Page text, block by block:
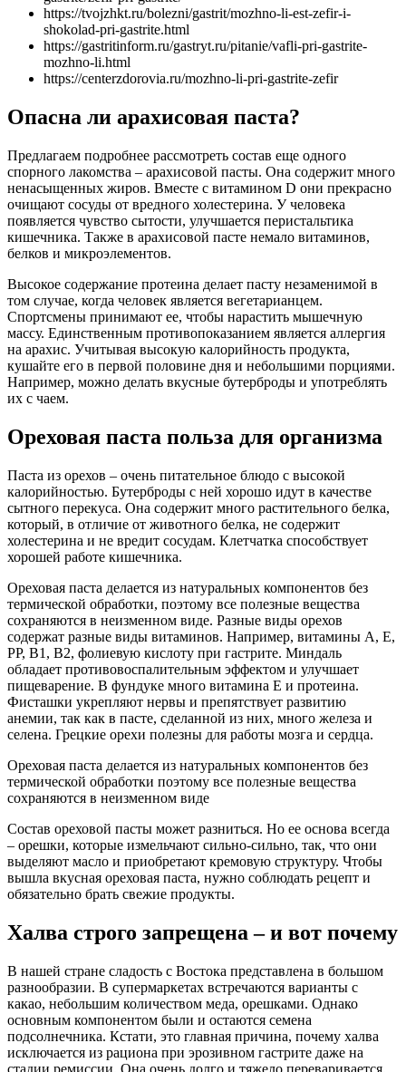
https://tvojzhkt.ru/bolezni/gastrit/mozhno-li-est-zefir-i-
shokolad-pri-gastrite.html
https://gastritinform.ru/gastryt.ru/pitanie/vafli-pri-gastrite-
mozhno-li.html
https://centerzdorovia.ru/mozhno-li-pri-gastrite-zefir
Опасна ли арахисовая паста?
Предлагаем подробнее рассмотреть состав еще одного
спорного лакомства – арахисовой пасты. Она содержит много
ненасыщенных жиров. Вместе с витамином D они прекрасно
очищают сосуды от вредного холестерина. У человека
появляется чувство сытости, улучшается перистальтика
кишечника. Также в арахисовой пасте немало витаминов,
белков и микроэлементов.
Высокое содержание протеина делает пасту незаменимой в
том случае, когда человек является вегетарианцем.
Спортсмены принимают ее, чтобы нарастить мышечную
массу. Единственным противопоказанием является аллергия
на арахис. Учитывая высокую калорийность продукта,
кушайте его в первой половине дня и небольшими порциями.
Например, можно делать вкусные бутерброды и употреблять
их с чаем.
Ореховая паста польза для организма
Паста из орехов – очень питательное блюдо с высокой
калорийностью. Бутерброды с ней хорошо идут в качестве
сытного перекуса. Она содержит много растительного белка,
который, в отличие от животного белка, не содержит
холестерина и не вредит сосудам. Клетчатка способствует
хорошей работе кишечника.
Ореховая паста делается из натуральных компонентов без
термической обработки, поэтому все полезные вещества
сохраняются в неизменном виде. Разные виды орехов
содержат разные виды витаминов. Например, витамины А, Е,
РР, В1, В2, фолиевую кислоту при гастрите. Миндаль
обладает противовоспалительным эффектом и улучшает
пищеварение. В фундуке много витамина Е и протеина.
Фисташки укрепляют нервы и препятствует развитию
анемии, так как в пасте, сделанной из них, много железа и
селена. Грецкие орехи полезны для работы мозга и сердца.
Ореховая паста делается из натуральных компонентов без
термической обработки поэтому все полезные вещества
сохраняются в неизменном виде
Состав ореховой пасты может разниться. Но ее основа всегда
– орешки, которые измельчают сильно-сильно, так, что они
выделяют масло и приобретают кремовую структуру. Чтобы
вышла вкусная ореховая паста, нужно соблюдать рецепт и
обязательно брать свежие продукты.
Халва строго запрещена – и вот почему
В нашей стране сладость с Востока представлена в большом
разнообразии. В супермаркетах встречаются варианты с
какао, небольшим количеством меда, орешками. Однако
основным компонентом были и остаются семена
подсолнечника. Кстати, это главная причина, почему халва
исключается из рациона при эрозивном гастрите даже на
стадии ремиссии. Она очень долго и тяжело переваривается,